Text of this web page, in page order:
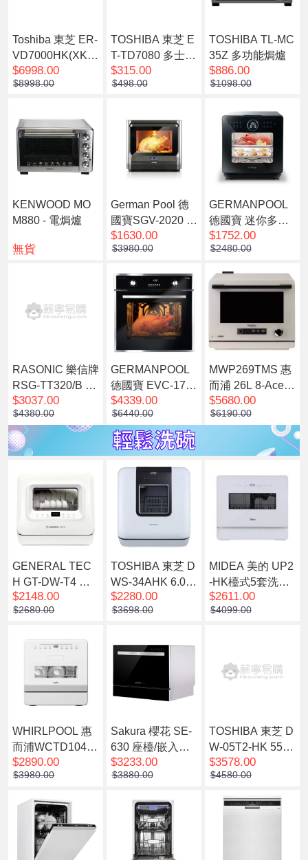
Toshiba 東芝 ER-
VD7000HK(XK)
純蒸氣烤焗水波
爐 30公升
$6998.00
$8998.00
TOSHIBA 東芝 E
T-TD7080 多士焗
爐 (8公升) 象牙色
$315.00
$498.00
TOSHIBA TL-MC
35Z 多功能焗爐
$886.00
$1098.00
KENWOOD MO
M880 - 電焗爐
無貨
German Pool 德
國寶SGV-2020 迷
你多功能蒸烤焗
爐(預計7個工作天
$1630.00
$3980.00
GERMANPOOL
德國寶 迷你多功
能蒸烤焗爐 SGV-
1528K(預計7個工
$1752.00
$2480.00
RASONIC 樂信牌
RSG-TT320/B 座
檯式蒸氣焗爐 32
公升 黑色
$3037.00
$4380.00
GERMANPOOL
德國寶 EVC-173
嵌入式焗爐 黑銀
色(預計7個工作天
內發貨)
$4339.00
$6440.00
MWP269TMS 惠
而浦 26L 8-Ace
全能微波蒸焗爐
(奶昔白)(預計7個
工作天內發貨)
$5680.00
$6190.00
GENERAL TEC
H GT-DW-T4 座
檯式 UV消毒洗碗
碟機(預計7個工作
$2148.00
$2680.00
TOSHIBA 東芝 D
WS-34AHK 6.0公
升 免安裝座檯式
洗碗碟機
$2280.00
$3698.00
MIDEA 美的 UP2
-HK檯式5套洗碗
碟機 (白色)
$2611.00
$4099.00
WHIRLPOOL 惠
而浦WCTD104H
K 60厘米第6感洗
碗碟機 全內置式/
個工作天內發貨)
$2890.00
$3980.00
Sakura 櫻花 SE-
630 座檯/嵌入式
兩用洗碗碟機(預
計7個工作天內發
$3233.00
$3880.00
TOSHIBA 東芝 D
W-05T2-HK 55C
M 座檯式洗碗碟
機 白色
$3578.00
$4580.00